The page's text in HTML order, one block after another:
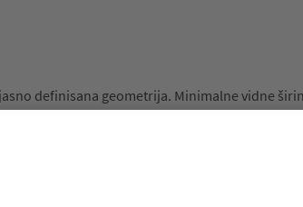
definisana geometrija. Minimalne vidne
u modernim arhitektonskim rešenjima gde